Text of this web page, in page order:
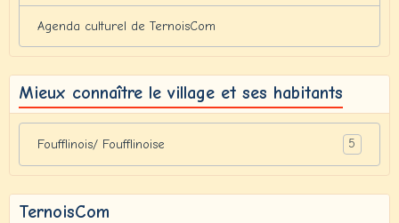
Agenda culturel de TernoisCom
Mieux connaître le village et ses habitants
Foufflinois/ Foufflinoise 5
TernoisCom